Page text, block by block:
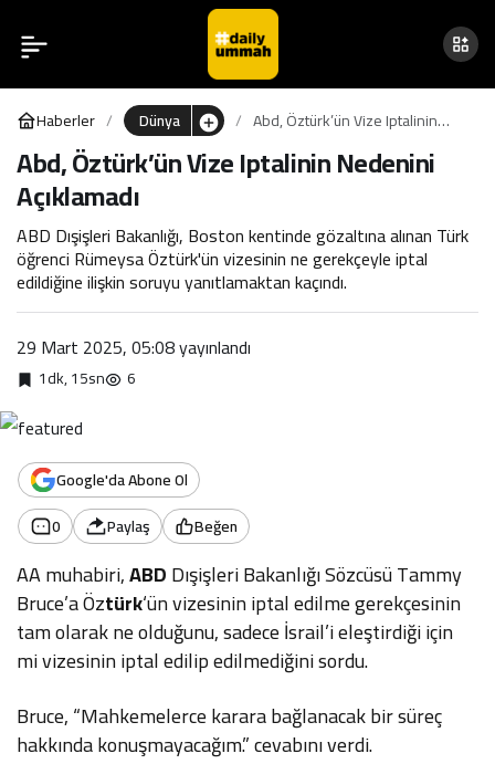
Haberler Dünya
Abd, Öztürk’ün Vize Iptalinin
Nedenini Açıklamadı
Abd, Öztürk’ün Vize Iptalinin Nedenini
Açıklamadı
ABD Dışişleri Bakanlığı, Boston kentinde gözaltına alınan Türk
öğrenci Rümeysa Öztürk'ün vizesinin ne gerekçeyle iptal
edildiğine ilişkin soruyu yanıtlamaktan kaçındı.
29 Mart 2025, 05:08yayınlandı
1dk, 15sn 6
Google'da Abone Ol
0
Paylaş Beğen
AA muhabiri,ABDDışişleri Bakanlığı Sözcüsü Tammy
Bruce’a Öztürk‘ün vizesinin iptal edilme gerekçesinin
tam olarak ne olduğunu, sadece İsrail’i eleştirdiği için
mi vizesinin iptal edilip edilmediğini sordu.
Bruce, “Mahkemelerce karara bağlanacak bir süreç
hakkında konuşmayacağım.” cevabını verdi.
Abd, Öztürk’ün Vize
Iptalinin Nedenini
Açıklamadı
0